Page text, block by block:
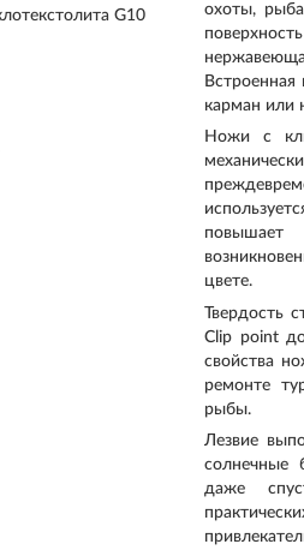
G10
охоты,
Встроенная
карман или
Ножи с
цвете.
Твердость
Clip point
свойства
ремонте
рыбы.
Лезвие
солнечные
даже